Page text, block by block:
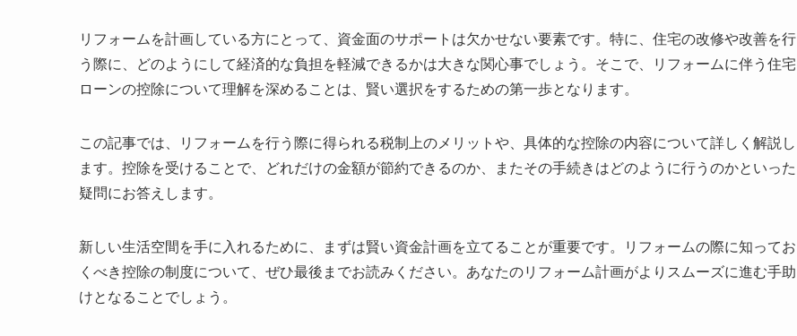
リフォームを計画している方にとって、資金面のサポートは欠かせない要素です。特に、住宅の改修や改善を行
う際に、どのようにして経済的な負担を軽減できるかは大きな関心事でしょう。そこで、リフォームに伴う住宅
ローンの控除について理解を深めることは、賢い選択をするための第一歩となります。
この記事では、リフォームを行う際に得られる税制上のメリットや、具体的な控除の内容について詳しく解説し
ます。控除を受けることで、どれだけの金額が節約できるのか、またその手続きはどのように行うのかといった
疑問にお答えします。
新しい生活空間を手に入れるために、まずは賢い資金計画を立てることが重要です。リフォームの際に知ってお
くべき控除の制度について、ぜひ最後までお読みください。あなたのリフォーム計画がよりスムーズに進む手助
けとなることでしょう。